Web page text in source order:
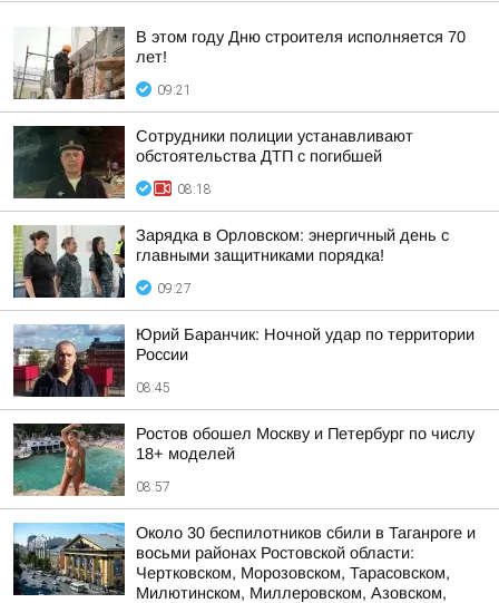
В этом году Дню строителя исполняется 70
лет!
09:21
Сотрудники полиции устанавливают
обстоятельства ДТП с погибшей
08:18
Зарядка в Орловском: энергичный день с
главными защитниками порядка!
09:27
Юрий Баранчик: Ночной удар по территории
России
08:45
Ростов обошел Москву и Петербург по числу
18+ моделей
08:57
Около 30 беспилотников сбили в Таганроге и
восьми районах Ростовской области:
Чертковском, Морозовском, Тарасовском,
Милютинском, Миллеровском, Азовском,